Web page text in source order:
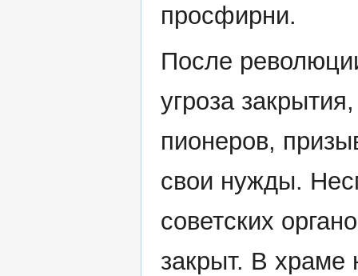
просфирни.
После
угроза
пионеров,
свои нужды.
советских
закрыт. В храме